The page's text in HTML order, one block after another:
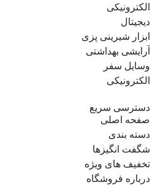
الکترونیکی
دیجیتال
ابزار شیرینی پزی
آرایشی بهداشتی
وسایل سفر
الکترونیکی
دسترسی سریع
صفحه اصلی
دسته بندی
شگفت انگیزها
تخفیف های ویژه
درباره فروشگاه